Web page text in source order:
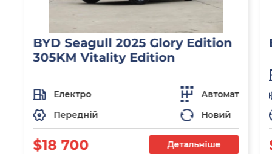
BYD Seagull 2025 Glory Edition
305KM Vitality Edition
Електро
Автомат
Передній
Новий
$18 700 Детальніше